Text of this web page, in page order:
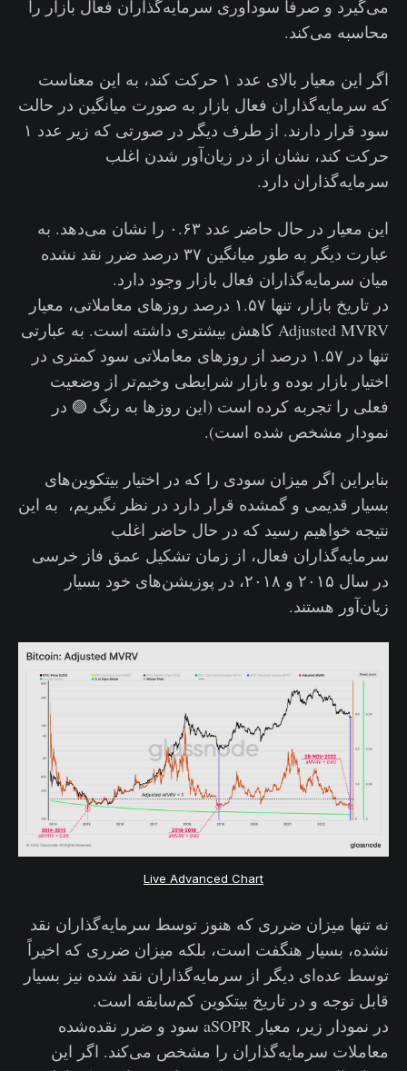
می‌گیرد و صرفاً سودآوری سرمایه‌گذاران فعال بازار را
محاسبه می‌کند.
اگر این معیار بالای عدد ۱ حرکت کند، به این معناست
که سرمایه‌گذاران فعال بازار به صورت میانگین در حالت
سود قرار دارند. از طرف دیگر در صورتی که زیر عدد ۱
حرکت کند، نشان از در زیان‌آور شدن اغلب
سرمایه‌گذاران دارد.
این معیار در حال حاضر عدد ۰.۶۳ را نشان می‌دهد. به
عبارت دیگر به طور میانگین ۳۷ درصد ضرر نقد نشده
میان سرمایه‌گذاران فعال بازار وجود دارد.
در تاریخ بازار، تنها ۱.۵۷ درصد روزهای معاملاتی، معیار
Adjusted MVRV کاهش بیشتری داشته است. به عبارتی
تنها در ۱.۵۷ درصد از روزهای معاملاتی سود کمتری در
اختیار بازار بوده و بازار شرایطی وخیم‌تر از وضعیت
فعلی را تجربه کرده است (این روزها به رنگ 🟣 در
نمودار مشخص شده است).
بنابراین اگر میزان سودی را که در اختیار بیتکوین‌های
بسیار قدیمی و گمشده قرار دارد در نظر نگیریم، به این
نتیجه خواهیم رسید که در حال حاضر اغلب
سرمایه‌گذاران فعال، از زمان تشکیل عمق فاز خرسی
در سال ۲۰۱۵ و ۲۰۱۸، در پوزیشن‌های خود بسیار
زیان‌آور هستند.
Live Advanced Chart
نه تنها میزان ضرری که هنوز توسط سرمایه‌گذاران نقد
نشده، بسیار هنگفت است، بلکه میزان ضرری که اخیراً
توسط عده‌ای دیگر از سرمایه‌گذاران نقد شده نیز بسیار
قابل توجه و در تاریخ بیتکوین کم‌سابقه است.
در نمودار زیر، معیار aSOPR سود و ضرر نقده‌شده
معاملات سرمایه‌گذاران را مشخص می‌کند. اگر این